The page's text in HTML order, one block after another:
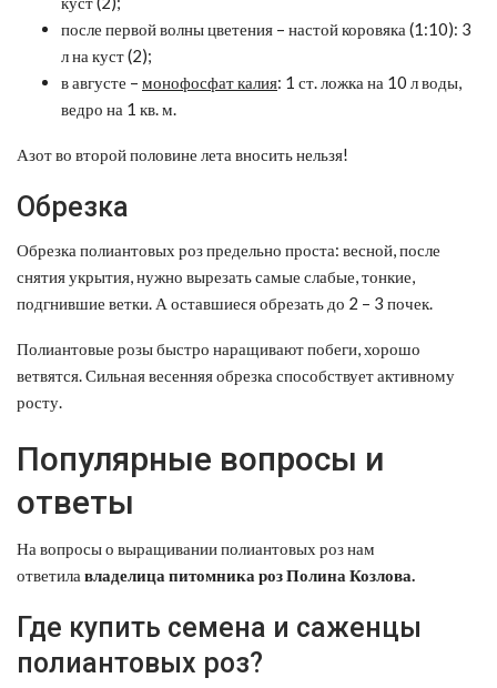
после первой волны цветения – настой коровяка (1:10): 3
л на куст (2);
в августе – монофосфат калия: 1 ст. ложка на 10 л воды,
ведро на 1 кв. м.
Азот во второй половине лета вносить нельзя!
Обрезка
Обрезка полиантовых роз предельно проста: весной, после
снятия укрытия, нужно вырезать самые слабые, тонкие,
подгнившие ветки. А оставшиеся обрезать до 2 – 3 почек.
Полиантовые розы быстро наращивают побеги, хорошо
ветвятся. Сильная весенняя обрезка способствует активному
росту.
Популярные вопросы и
ответы
На вопросы о выращивании полиантовых роз нам
ответила владелица питомника розПолина Козлова.
Где купить семена и саженцы
полиантовых роз?